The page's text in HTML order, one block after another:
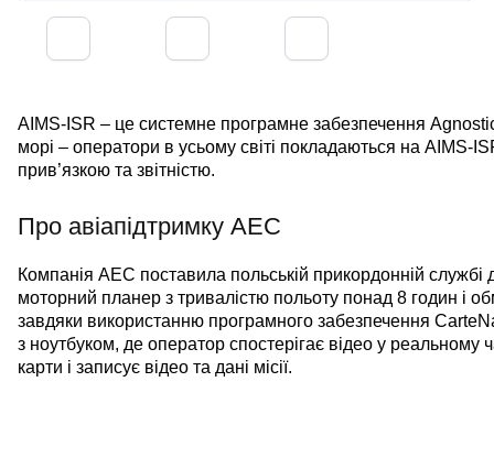
AIMS-ISR – це системне програмне забезпечення
морі – оператори в усьому світі покладаються на AIMS-
прив’язкою та звітністю.
Про авіапідтримку AEC
Компанія AEC поставила польській прикордонній
моторний планер з тривалістю польоту понад 8 годин і
завдяки використанню програмного забезпечення
з ноутбуком, де оператор спостерігає відео у реальному
карти і записує відео та дані місії.